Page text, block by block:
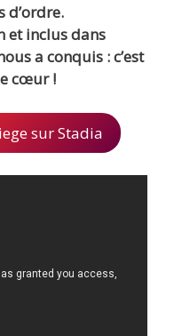
d’ordre.
et inclus dans
a conquis : c’est
cœur !
sur Stadia